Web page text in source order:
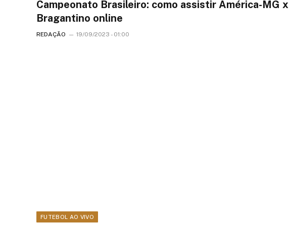
Campeonato Brasileiro: como assistir América-MG x
Bragantino online
REDAÇÃO 19/09/2023 - 01:00
FUTEBOL AO VIVO